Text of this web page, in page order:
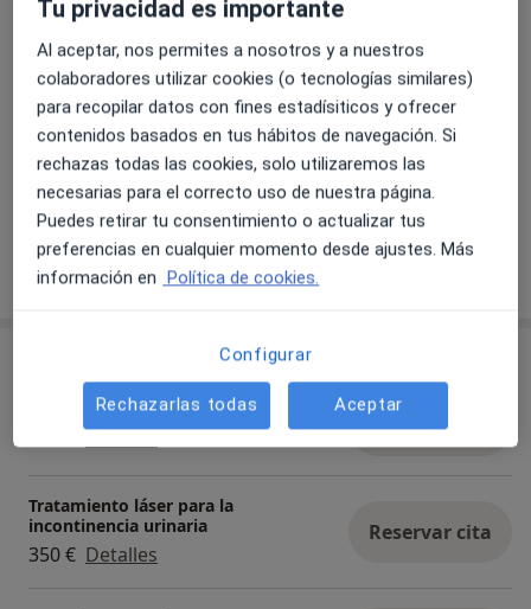
Ver galería (6)
Mostrar más detallessobre la experiencia
Liquen vulvar
Detalles Reservar cita
Tratamiento láser para la
incontinencia urinaria
350 € Detalles
Reservar cita
Tu privacidad es importante
Al aceptar, nos permites a nosotros y a nuestros
colaboradores utilizar cookies (o tecnologías similares)
para recopilar datos con fines estadísiticos y ofrecer
contenidos basados en tus hábitos de navegación. Si
rechazas todas las cookies, solo utilizaremos las
necesarias para el correcto uso de nuestra página.
Puedes retirar tu consentimiento o actualizar tus
preferencias en cualquier momento desde ajustes. Más
información en Política de cookies.
Configurar
Rechazarlas todas Aceptar